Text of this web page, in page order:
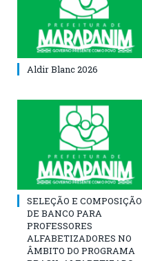
Aldir Blanc 2026
SELEÇÃO E COMPOSIÇÃO
DE BANCO PARA
PROFESSORES
ALFABETIZADORES NO
ÂMBITO DO PROGRAMA